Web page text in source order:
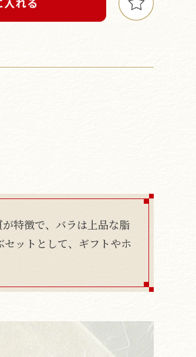
特徴で、バラは上品な脂
ットとして、ギフトやホ